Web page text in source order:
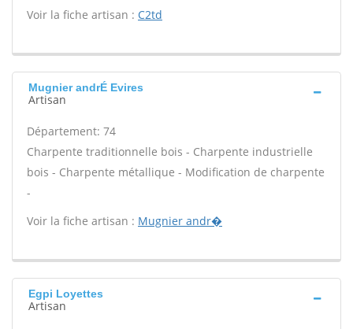
Voir la fiche artisan : C2td
Mugnier andrÉ Evires
Artisan
Département: 74
Charpente traditionnelle bois - Charpente industrielle
bois - Charpente métallique - Modification de charpente
-
Voir la fiche artisan : Mugnier andr�
Egpi Loyettes
Artisan